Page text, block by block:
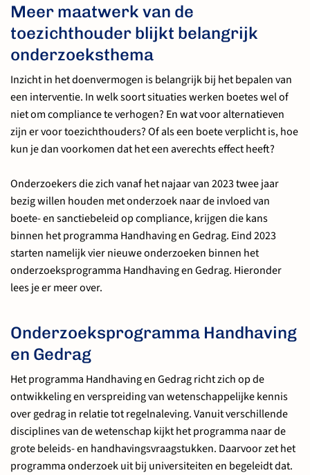
Meer maatwerk van de
toezichthouder blijkt belangrijk
onderzoeksthema
Inzicht in het doenvermogen is belangrijk bij het bepalen van
een interventie. In welk soort situaties werken boetes wel of
niet om compliance te verhogen? En wat voor alternatieven
zijn er voor toezichthouders? Of als een boete verplicht is, hoe
kun je dan voorkomen dat het een averechts effect heeft?
Onderzoekers die zich vanaf het najaar van 2023 twee jaar
bezig willen houden met onderzoek naar de invloed van
boete- en sanctiebeleid op compliance, krijgen die kans
binnen het programma Handhaving en Gedrag. Eind 2023
starten namelijk vier nieuwe onderzoeken binnen het
onderzoeksprogramma Handhaving en Gedrag. Hieronder
lees je er meer over.
Onderzoeksprogramma Handhaving
en Gedrag
Het programma Handhaving en Gedrag richt zich op de
ontwikkeling en verspreiding van wetenschappelijke kennis
over gedrag in relatie tot regelnaleving. Vanuit verschillende
disciplines van de wetenschap kijkt het programma naar de
grote beleids- en handhavingsvraagstukken. Daarvoor zet het
programma onderzoek uit bij universiteiten en begeleidt dat.